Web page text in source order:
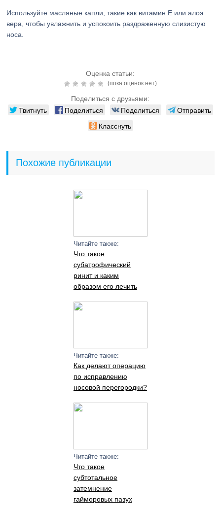
Используйте масляные капли, такие как витамин Е или алоэ
вера, чтобы увлажнить и успокоить раздраженную слизистую
носа.
Оценка статьи:
(пока оценок нет)
Поделиться с друзьями:
Твитнуть Поделиться Поделиться
Отправить
Класснуть
Похожие публикации
Читайте также:
Что такое
субатрофический
ринит и каким
образом его лечить
Читайте также:
Как делают операцию
по исправлению
носовой перегородки?
Читайте также:
Что такое
субтотальное
затемнение
гайморовых пазух